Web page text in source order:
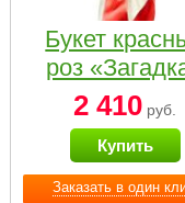
Заказать в один
Букет
роз
2 410 руб.
Купить